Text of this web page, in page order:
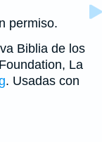
permiso.
Biblia de los
La
. Usadas con